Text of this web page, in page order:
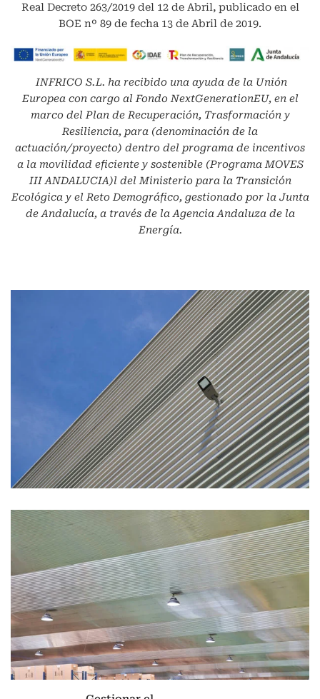
Real Decreto 263/2019 del 12 de Abril, publicado en el
BOE nº 89 de fecha 13 de Abril de 2019.
INFRICO S.L. ha recibido una ayuda de la Unión
Europea con cargo al Fondo NextGenerationEU, en el
marco del Plan de Recuperación, Trasformación y
Resiliencia, para (denominación de la
actuación/proyecto) dentro del programa de incentivos
a la movilidad eficiente y sostenible (Programa MOVES
III ANDALUCIA)l del Ministerio para la Transición
Ecológica y el Reto Demográfico, gestionado por la Junta
de Andalucía, a través de la Agencia Andaluza de la
Energía.